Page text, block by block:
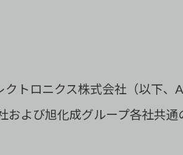
トロニクス株式会社（以下、
よび旭化成グループ各社共